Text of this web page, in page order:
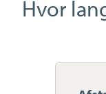
Hvor